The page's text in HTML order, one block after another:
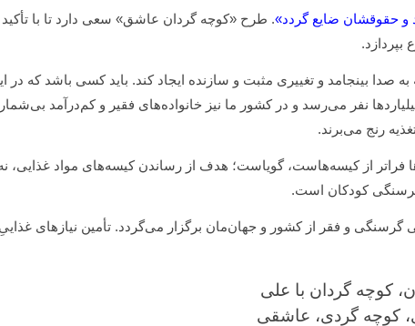
و حقوقشان ضایع گردد». طرح «کوچه گردان عاشق» سعی دارد تا با
بینجامد و تغییری مثبت و سازنده ایجاد کند. باید کسی باشد که در
نفر می‌رسد و در کشور ما نیز خانواده‌های فقیر و کم‌درآمد
رنج می‌برند.
فراتر از کیسه‌هاست، گویاست؛ هدف از رساندن کیسه‌های مواد غذایی،
گرسنگی کودکان است.
و فقر از کشور و جهان‌مان برگزار می‌گردد. تأمین نیازهای غذاییِ
کوچه گردان با علی
کوچه گردی، عاشقی